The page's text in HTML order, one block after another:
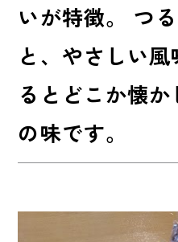
いが特徴。 つ
と、やさしい
るとどこか懐
の味です。